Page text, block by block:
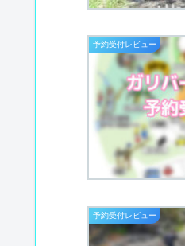
予約受付レビュー
予約受付レビュー